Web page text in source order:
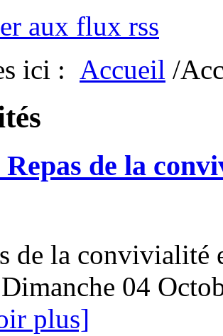
aux flux rss
ici : Accueil /
de la
de la convivialité
Dimanche 04
plus]